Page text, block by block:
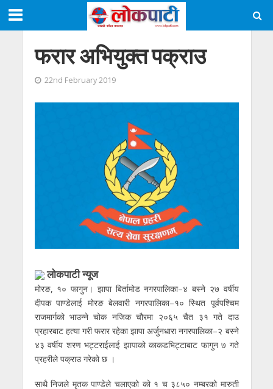
फरार अभियुक्त पक्राउ
22nd February 2019
लाेकपाटी न्यूज
मोरङ, १० फागुन। झापा बिर्तामोड नगरपालिका–४ बस्ने २७ वर्षीय
दीपक पाण्डेलाई मोरङ बेलवारी नगरपालिका–१० स्थित पूर्वपश्चिम
राजमार्गको भाउन्ने चोक नजिक चौरमा २०६५ चैत ३१ गते दाउ
प्रहारबाट हत्या गरी फरार रहेका झापा अर्जुनधारा नगरपालिका–२ बस्ने
४३ वर्षीय शरण भट्टराईलाई झापाको काकडभिट्टाबाट फागुन ७ गते
प्रहरीले पक्राउ गरेको छ ।
साथै निजले मृतक पाण्डेले चलाएको को १ च ३८५० नम्बरको मारुती